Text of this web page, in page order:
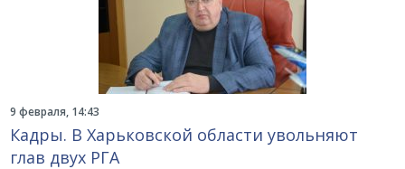
9 февраля, 14:43
Кадры. В Харьковской области увольняют
глав двух РГА